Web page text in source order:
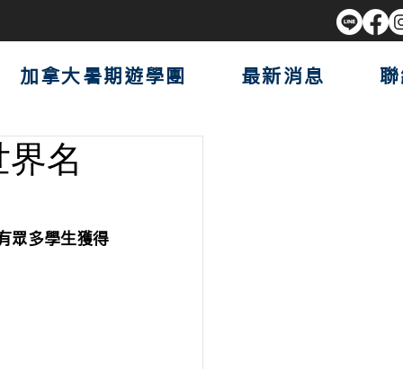
加拿大暑期遊學團 最新消息
名
眾多學生獲得